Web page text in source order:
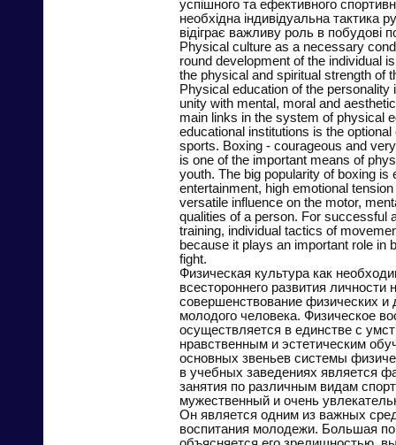
успішного та ефективного
необхідна індивідуальна тактика
відіграє важливу роль в побудові
Physical culture as a necessary
round development of the individual
the physical and spiritual strength of
Physical education of the personality
unity with mental, moral and
main links in the system of physical
educational institutions is the
sports. Boxing - courageous and
is one of the important means of
youth. The big popularity of boxing is
entertainment, high emotional
versatile influence on the motor,
qualities of a person. For successful
training, individual tactics of
because it plays an important role in
fight.
Физическая культура как
всестороннего развития личности
совершенствование физических и
молодого человека. Физическое
осуществляется в единстве с
нравственным и эстетическим
основных звеньев системы
в учебных заведениях является
занятия по различным видам
мужественный и очень
Он является одним из важных
воспитания молодежи. Большая